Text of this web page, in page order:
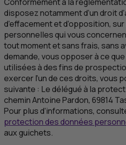
disposez notamment d’un droit
d’effacement et d’opposition,
personnelles qui vous
tout moment et sans frais, sans
demande, vous opposer à ce
utilisées à des fins de
exercer l’un de ces droits, vous
suivante : Le délégué à la
chemin Antoine Pardon, 69814
Pour plus d’informations,
protection des données
aux guichets.